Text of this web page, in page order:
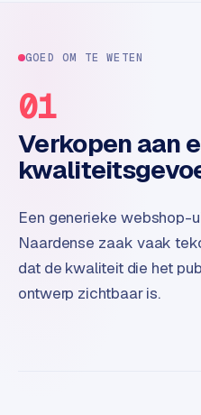
r
e
u
r
I
d
u
s
r
GOED OM TE WETEN
01
Verkopen aan
Een generieke webshop-
Naardense zaak vaak
dat de kwaliteit die het
ontwerp zichtbaar is.